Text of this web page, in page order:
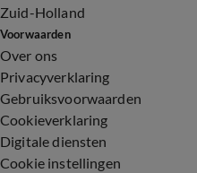
Zuid-Holland
Voorwaarden
Over ons
Privacyverklaring
Gebruiksvoorwaarden
Cookieverklaring
Digitale diensten
Cookie instellingen